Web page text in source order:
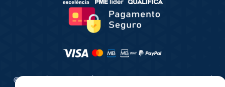
© 2025 | Consultua | Todos os direitos reservados |